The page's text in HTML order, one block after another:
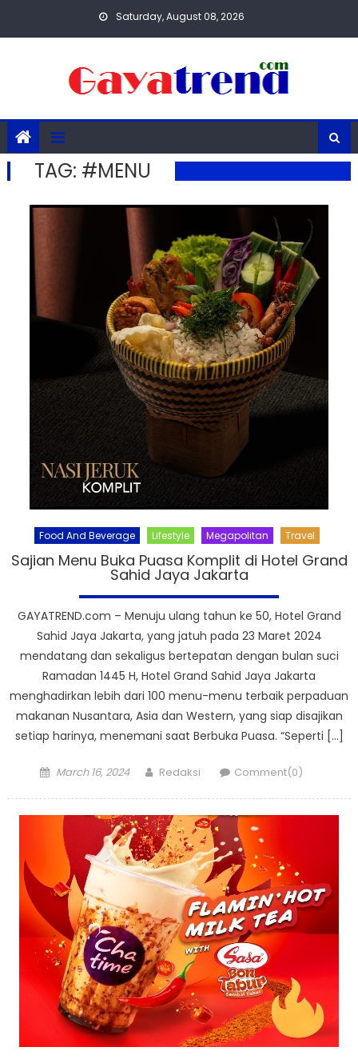
Saturday, August 08, 2026
TAG: #MENU
Food And Beverage Lifestyle Megapolitan Travel
Sajian Menu Buka Puasa Komplit di Hotel Grand
Sahid Jaya Jakarta
GAYATREND.com – Menuju ulang tahun ke 50, Hotel Grand
Sahid Jaya Jakarta, yang jatuh pada 23 Maret 2024
mendatang dan sekaligus bertepatan dengan bulan suci
Ramadan 1445 H, Hotel Grand Sahid Jaya Jakarta
menghadirkan lebih dari 100 menu-menu terbaik perpaduan
makanan Nusantara, Asia dan Western, yang siap disajikan
setiap harinya, menemani saat Berbuka Puasa. “Seperti […]
Posted
March 16, 2024 Author
Redaksi Comment(0)